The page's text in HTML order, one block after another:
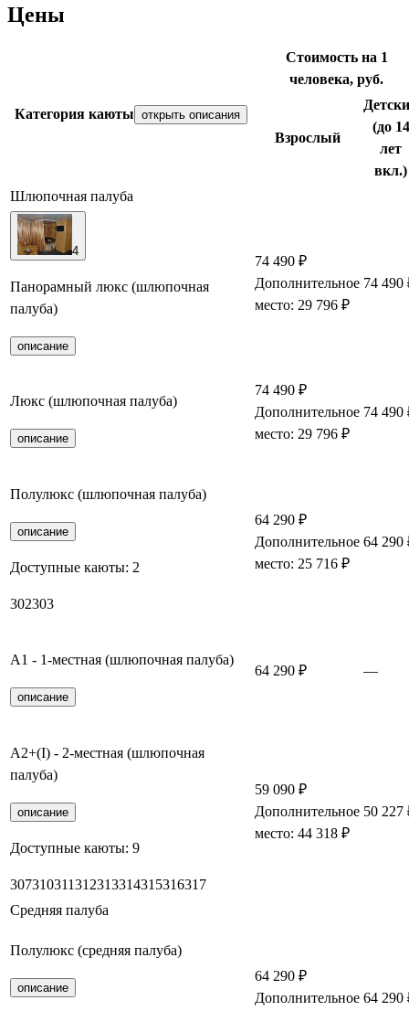
Цены
Категория каюты открыть описания
Стоимость на 1
человека, руб.
Взрослый
(до 14
лет
вкл.)
Шлюпочная палуба
4
Панорамный люкс (шлюпочная
палуба)
описание
74 490 ₽
Дополнительное
место: 29 796 ₽
74 490
Люкс (шлюпочная палуба)
описание
74 490 ₽
Дополнительное
место: 29 796 ₽
74 490
Полулюкс (шлюпочная палуба)
описание
Доступные каюты: 2
302303
64 290 ₽
Дополнительное
место: 25 716 ₽
64 290
А1 - 1-местная (шлюпочная палуба)
описание
64 290 ₽ —
А2+(I) - 2-местная (шлюпочная
палуба)
описание
Доступные каюты: 9
307310311312313314315316317
59 090 ₽
Дополнительное
место: 44 318 ₽
50 227
Средняя палуба
Полулюкс (средняя палуба)
описание
64 290 ₽
Дополнительное 64 290